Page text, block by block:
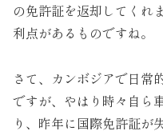
の免許証を返却してくれ
利点があるものですね。
さて、カンボジアで日常
ですが、やはり時々自ら
り、昨年に国際免許証が